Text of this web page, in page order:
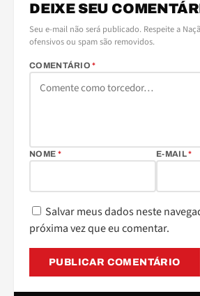
DEIXE SEU
Seu e-mail não será publicado. Respeite a
ofensivos ou spam são removidos.
COMENTÁRIO*
NOME * E-MAIL*
Salvar meus dados neste
próxima vez que eu comentar.